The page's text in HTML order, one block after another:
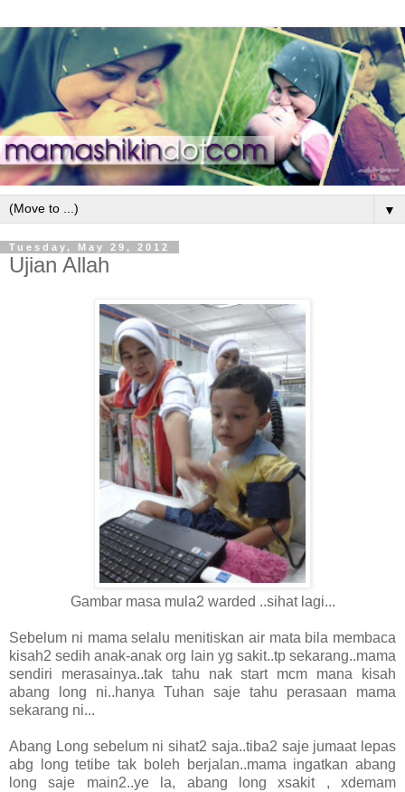
▼
Tuesday, May 29, 2012
Ujian Allah
Gambar masa mula2 warded ..sihat lagi...
Sebelum ni mama selalu menitiskan air mata bila membaca
kisah2 sedih anak-anak org lain yg sakit..tp sekarang..mama
sendiri merasainya..tak tahu nak start mcm mana kisah
abang long ni..hanya Tuhan saje tahu perasaan mama
sekarang ni...
Abang Long sebelum ni sihat2 saja..tiba2 saje jumaat lepas
abg long tetibe tak boleh berjalan..mama ingatkan abang
long saje main2..ye la, abang long xsakit , xdemam